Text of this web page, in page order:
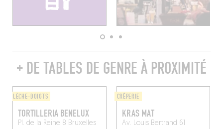
+ DE TABLES DE GENRE À PROXIMITÉ
LÈCHE-DOIGTS
TORTILLERIA BENELUX
Pl. de la Reine 8 Bruxelles
CRÊPERIE
KRAS MAT
Av. Louis Bertrand 61